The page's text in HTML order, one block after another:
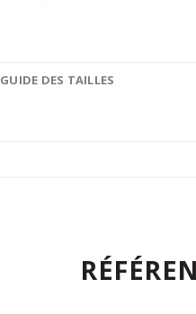
GUIDE DES TAILLES